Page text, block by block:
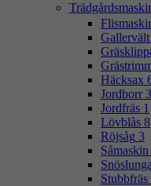
Gallervält
Häcksax
Jordborr 3
Jordfräs 1
Lövblås 8
Röjsåg 3
Såmaskin
Snöslunga
Stubbfräs